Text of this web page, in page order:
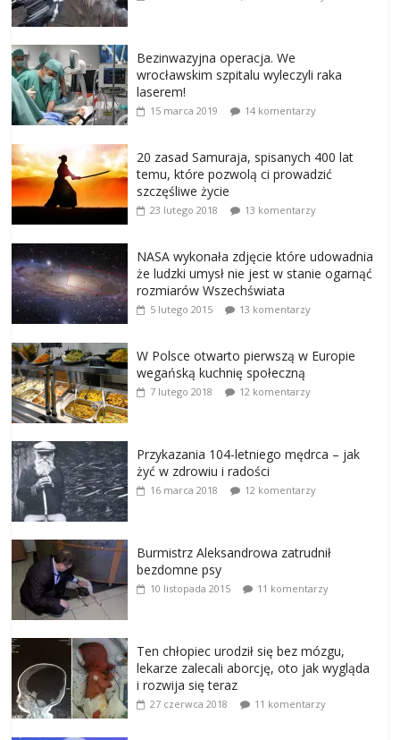
Bezinwazyjna operacja. We
wrocławskim szpitalu wyleczyli raka
laserem!
15 marca 2019 14 komentarzy
20 zasad Samuraja, spisanych 400 lat
temu, które pozwolą ci prowadzić
szczęśliwe życie
23 lutego 2018 13 komentarzy
NASA wykonała zdjęcie które udowadnia
że ludzki umysł nie jest w stanie ogarnąć
rozmiarów Wszechświata
5 lutego 2015 13 komentarzy
W Polsce otwarto pierwszą w Europie
wegańską kuchnię społeczną
7 lutego 2018 12 komentarzy
Przykazania 104-letniego mędrca – jak
żyć w zdrowiu i radości
16 marca 2018 12 komentarzy
Burmistrz Aleksandrowa zatrudnił
bezdomne psy
10 listopada 2015 11 komentarzy
Ten chłopiec urodził się bez mózgu,
lekarze zalecali aborcję, oto jak wygląda
i rozwija się teraz
27 czerwca 2018 11 komentarzy